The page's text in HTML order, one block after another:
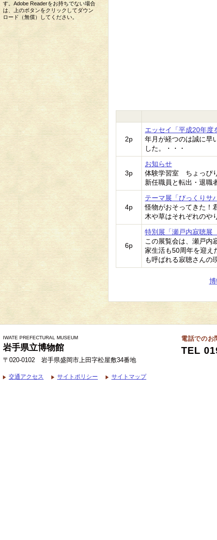
す。Adobe Readerをお持ちでない場合
は、上のボタンをクリックしてダウン
ロード（無償）してください。
2p
エッセイ「平成20年度
年月が経つのは誠に早
した。・・・
3p
お知らせ
体験学習室 ちょっぴ
新任職員と転出・退職
4p
テーマ展「びっくり
怪物がおそってきた！
木や草はそれぞれのや
6p
特別展「瀬戸内寂聴
この展覧会は、瀬戸内
家生活も50周年を迎え
も呼ばれる寂聴さんの
IWATE PREFECTURAL MUSEUM
岩手県立博物館
〒020-0102 岩手県盛岡市上田字松屋敷34番地
電話でのお
TEL
交通アクセス サイトポリシー サイトマップ